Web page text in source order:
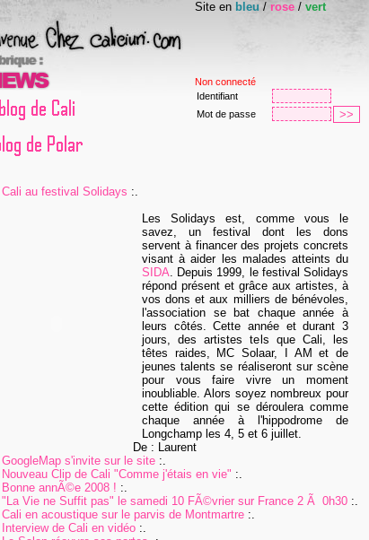
Site en bleu / rose / vert
Non connecté
Identifiant
Mot de passe
Cali au festival Solidays :.
Les Solidays est, comme vous le
savez, un festival dont les dons
servent à financer des projets concrets
visant à aider les malades atteints du
SIDA. Depuis 1999, le festival Solidays
répond présent et grâce aux artistes, à
vos dons et aux milliers de bénévoles,
l'association se bat chaque année à
leurs côtés. Cette année et durant 3
jours, des artistes tels que Cali, les
têtes raides, MC Solaar, I AM et de
jeunes talents se réaliseront sur scène
pour vous faire vivre un moment
inoubliable. Alors soyez nombreux pour
cette édition qui se déroulera comme
chaque année à l'hippodrome de
Longchamp les 4, 5 et 6 juillet.
De : Laurent
GoogleMap s'invite sur le site :.
Nouveau Clip de Cali "Comme j'étais en vie" :.
Bonne annÃ©e 2008 ! :.
"La Vie ne Suffit pas" le samedi 10 FÃ©vrier sur France 2 Ã 0h30 :.
Cali en acoustique sur le parvis de Montmartre :.
Interview de Cali en vidéo :.